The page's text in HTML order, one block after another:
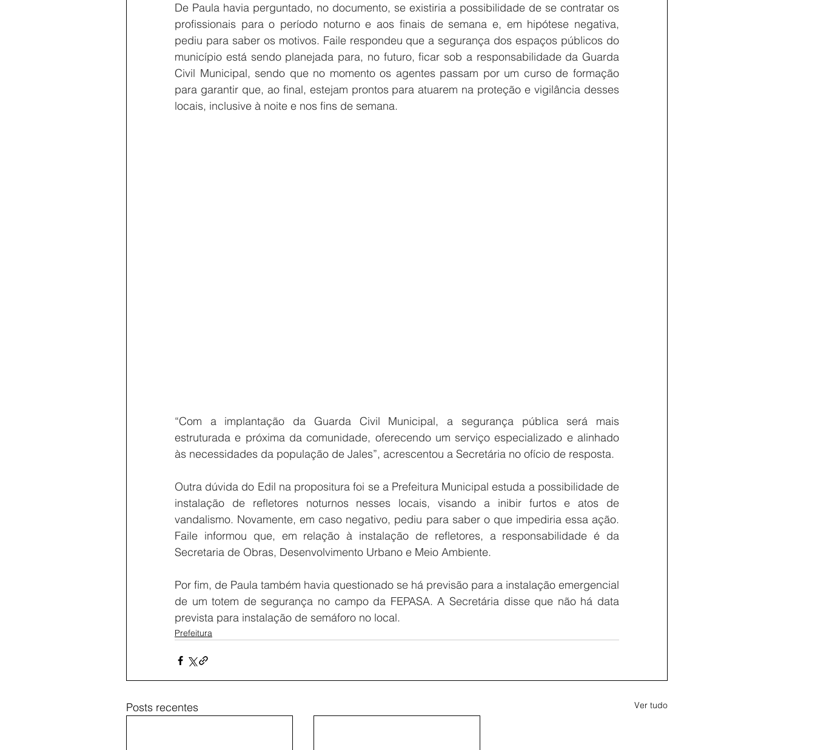
De Paula havia perguntado, no documento, se existiria a possibilidade de se contratar os
profissionais para o período noturno e aos finais de semana e, em hipótese negativa,
pediu para saber os motivos. Faile respondeu que a segurança dos espaços públicos do
município está sendo planejada para, no futuro, ficar sob a responsabilidade da Guarda
Civil Municipal, sendo que no momento os agentes passam por um curso de formação
para garantir que, ao final, estejam prontos para atuarem na proteção e vigilância desses
locais, inclusive à noite e nos fins de semana.
“Com a implantação da Guarda Civil Municipal, a segurança pública será mais
estruturada e próxima da comunidade, oferecendo um serviço especializado e alinhado
às necessidades da população de Jales”, acrescentou a Secretária no ofício de resposta.
Outra dúvida do Edil na propositura foi se a Prefeitura Municipal estuda a possibilidade de
instalação de refletores noturnos nesses locais, visando a inibir furtos e atos de
vandalismo. Novamente, em caso negativo, pediu para saber o que impediria essa ação.
Faile informou que, em relação à instalação de refletores, a responsabilidade é da
Secretaria de Obras, Desenvolvimento Urbano e Meio Ambiente.
Por fim, de Paula também havia questionado se há previsão para a instalação emergencial
de um totem de segurança no campo da FEPASA. A Secretária disse que não há data
prevista para instalação de semáforo no local.
Prefeitura
Posts recentes Ver tudo